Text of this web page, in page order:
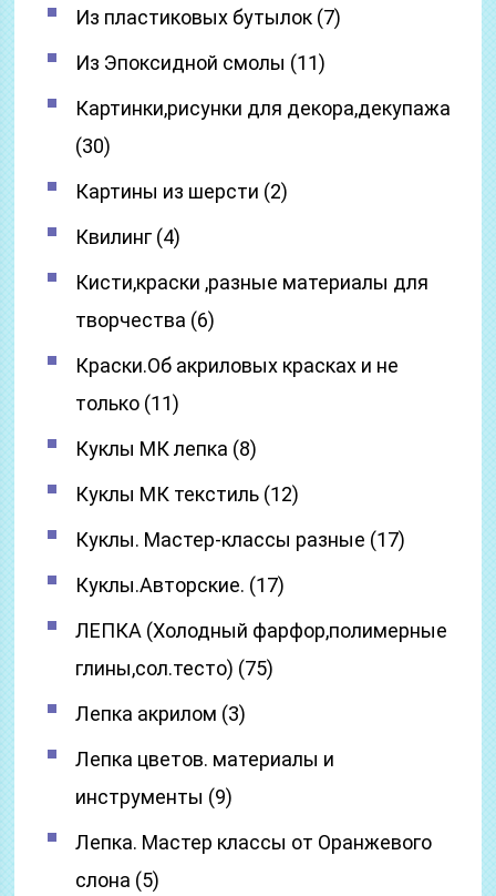
Из пластиковых бутылок (7)
Из Эпоксидной смолы (11)
Картинки,рисунки для декора,декупажа
(30)
Картины из шерсти (2)
Квилинг (4)
Кисти,краски ,разные материалы для
творчества (6)
Краски.Об акриловых красках и не
только (11)
Куклы МК лепка (8)
Куклы МК текстиль (12)
Куклы. Мастер-классы разные (17)
Куклы.Авторские. (17)
ЛЕПКА (Холодный фарфор,полимерные
глины,сол.тесто) (75)
Лепка акрилом (3)
Лепка цветов. материалы и
инструменты (9)
Лепка. Мастер классы от Оранжевого
слона (5)